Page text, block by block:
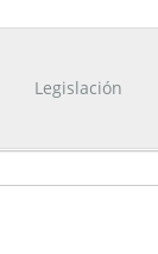
Legislación